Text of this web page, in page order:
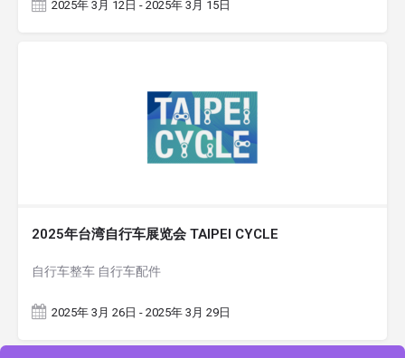
2025年 3月 12日 - 2025年 3月 15日
2025年台湾自行车展览会 TAIPEI CYCLE
自行车整车 自行车配件
2025年 3月 26日 - 2025年 3月 29日